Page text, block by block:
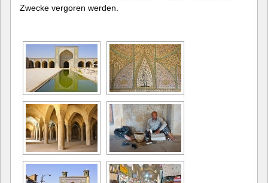
Zwecke vergoren werden.